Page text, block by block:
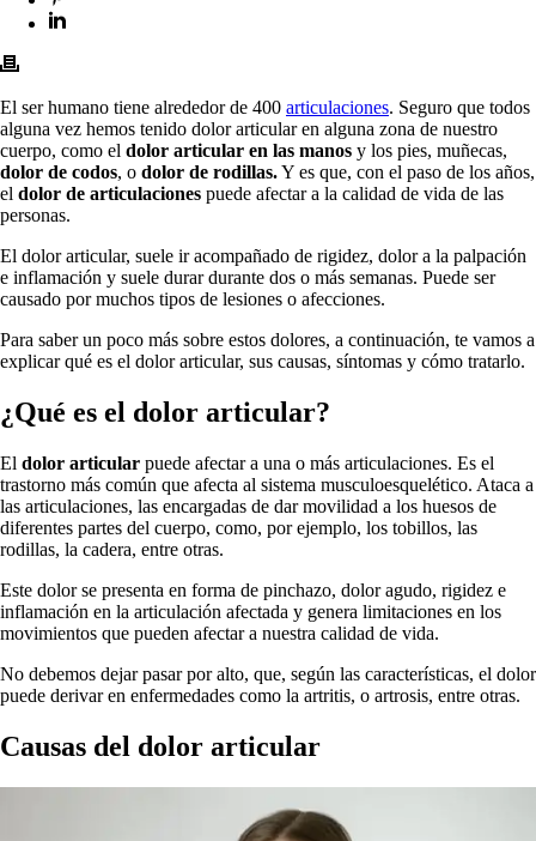
El ser humano tiene alrededor de 400 articulaciones. Seguro que todos
alguna vez hemos tenido dolor articular en alguna zona de nuestro
cuerpo, como el dolor articular en las manos y los pies, muñecas,
dolor de codos, o dolor de rodillas.Y es que, con el paso de los años,
el dolor de articulaciones puede afectar a la calidad de vida de las
personas.
El dolor articular, suele ir acompañado de rigidez, dolor a la palpación
e inflamación y suele durar durante dos o más semanas. Puede ser
causado por muchos tipos de lesiones o afecciones.
Para saber un poco más sobre estos dolores, a continuación, te vamos a
explicar qué es el dolor articular, sus causas, síntomas y cómo tratarlo.
¿Qué es el dolor articular?
El dolor articular puede afectar a una o más articulaciones. Es el
trastorno más común que afecta al sistema musculoesquelético. Ataca a
las articulaciones, las encargadas de dar movilidad a los huesos de
diferentes partes del cuerpo, como, por ejemplo, los tobillos, las
rodillas, la cadera, entre otras.
Este dolor se presenta en forma de pinchazo, dolor agudo, rigidez e
inflamación en la articulación afectada y genera limitaciones en los
movimientos que pueden afectar a nuestra calidad de vida.
No debemos dejar pasar por alto, que, según las características, el dolor
puede derivar en enfermedades como la artritis, o artrosis, entre otras.
Causas del dolor articular